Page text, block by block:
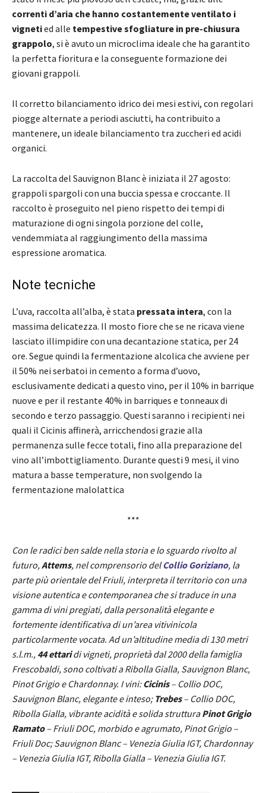
correnti d’aria che hanno costantemente ventilato i
vignetied alle tempestive sfogliature in pre-chiusura
grappolo, si è avuto un microclima ideale che ha garantito
la perfetta fioritura e la conseguente formazione dei
giovani grappoli.
Il corretto bilanciamento idrico dei mesi estivi, con regolari
piogge alternate a periodi asciutti, ha contribuito a
mantenere, un ideale bilanciamento tra zuccheri ed acidi
organici.
La raccolta del Sauvignon Blanc è iniziata il 27 agosto:
grappoli spargoli con una buccia spessa e croccante. Il
raccolto è proseguito nel pieno rispetto dei tempi di
maturazione di ogni singola porzione del colle,
vendemmiata al raggiungimento della massima
espressione aromatica.
Note tecniche
L’uva, raccolta all’alba, è stata pressata intera, con la
massima delicatezza. Il mosto fiore che se ne ricava viene
lasciato illimpidire con una decantazione statica, per 24
ore. Segue quindi la fermentazione alcolica che avviene per
il 50% nei serbatoi in cemento a forma d’uovo,
esclusivamente dedicati a questo vino, per il 10% in barrique
nuove e per il restante 40% in barriques e tonneaux di
secondo e terzo passaggio. Questi saranno i recipienti nei
quali il Cicinis affinerà, arricchendosi grazie alla
permanenza sulle fecce totali, fino alla preparazione del
vino all’imbottigliamento. Durante questi 9 mesi, il vino
matura a basse temperature, non svolgendo la
fermentazione malolattica
***
Con le radici ben salde nella storia e lo sguardo rivolto al
futuro,Attems, nel comprensorio delCollio Goriziano, la
parte più orientale del Friuli, interpreta il territorio con una
visione autentica e contemporanea che si traduce in una
gamma di vini pregiati, dalla personalità elegante e
fortemente identificativa di un’area vitivinicola
particolarmente vocata. Ad un’altitudine media di 130 metri
s.l.m., 44 ettaridi vigneti, proprietà dal 2000 della famiglia
Frescobaldi, sono coltivati a Ribolla Gialla, Sauvignon Blanc,
Pinot Grigio e Chardonnay. I vini:Cicinis– Collio DOC,
Sauvignon Blanc, elegante e inteso; Trebes– Collio DOC,
Ribolla Gialla, vibrante acidità e solida strutturaPinot Grigio
Ramato– Friuli DOC, morbido e agrumato, Pinot Grigio –
Friuli Doc; Sauvignon Blanc – Venezia Giulia IGT, Chardonnay
– Venezia Giulia IGT, Ribolla Gialla – Venezia Giulia IGT.